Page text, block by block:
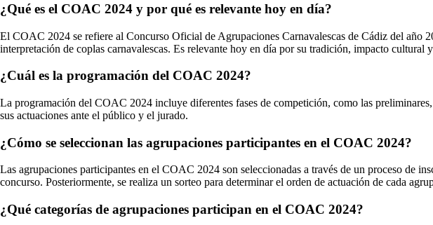
¿Qué es el COAC 2024 y por qué es relevante hoy en día?
El COAC 2024 se refiere al Concurso Oficial de Agrupaciones Carnavalescas de Cádiz del año
interpretación de coplas carnavalescas. Es relevante hoy en día por su tradición, impacto cultural
¿Cuál es la programación del COAC 2024?
La programación del COAC 2024 incluye diferentes fases de competición, como las
sus actuaciones ante el público y el jurado.
¿Cómo se seleccionan las agrupaciones participantes en el COAC 2024?
Las agrupaciones participantes en el COAC 2024 son seleccionadas a través de un proceso de
concurso. Posteriormente, se realiza un sorteo para determinar el orden de actuación de cada
¿Qué categorías de agrupaciones participan en el COAC 2024?